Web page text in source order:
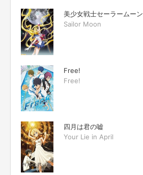
美少女戦士セーラームーン
Sailor Moon
Free!
Free!
四月は君の嘘
Your Lie in April